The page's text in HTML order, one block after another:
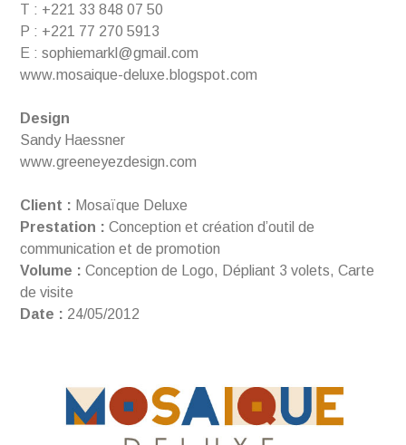
T : +221 33 848 07 50
P : +221 77 270 5913
E : sophiemarkl@gmail.com
www.mosaique-deluxe.blogspot.com
Design
Sandy Haessner
www.greeneyezdesign.com
Client : Mosaïque Deluxe
Prestation : Conception et création d’outil de
communication et de promotion
Volume : Conception de Logo, Dépliant 3 volets, Carte
de visite
Date : 24/05/2012